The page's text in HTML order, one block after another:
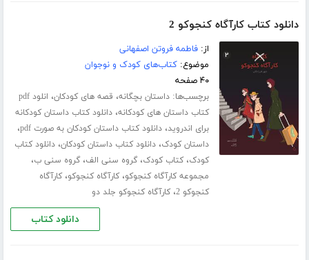
دانلود کتاب کارآگاه کنجوکو 2
از:فاطمه فروتن اصفهانی
موضوع:کتاب‌های کودک و نوجوان
۴۰ صفحه
برچسب‌ها:داستان بچگانه، قصه های کودکان،
انلود pdf
کتاب داستان های کودکانه،دانلود کتاب داستان کودکانه
برای اندروید،دانلود کتاب داستان کودکان به صورت pdf ،
داستان کودک،دانلود کتاب داستان کودکان،دانلود کتاب
کودک،کتاب کودک،گروه سنی الف،گروه سنی ب،
مجموعه کارآگاه کنجوکو،کارآگاه کنجوکو،کارآگاه
کنجوکو 2 ،کارآگاه کنجوکو جلد دو
دانلود کتاب